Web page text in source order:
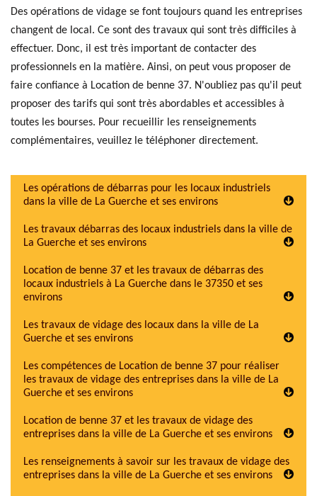
Des opérations de vidage se font toujours quand les entreprises
changent de local. Ce sont des travaux qui sont très difficiles à
effectuer. Donc, il est très important de contacter des
professionnels en la matière. Ainsi, on peut vous proposer de
faire confiance à Location de benne 37. N'oubliez pas qu'il peut
proposer des tarifs qui sont très abordables et accessibles à
toutes les bourses. Pour recueillir les renseignements
complémentaires, veuillez le téléphoner directement.
Les opérations de débarras pour les locaux industriels
dans la ville de La Guerche et ses environs
Les travaux débarras des locaux industriels dans la ville de
La Guerche et ses environs
Location de benne 37 et les travaux de débarras des
locaux industriels à La Guerche dans le 37350 et ses
environs
Les travaux de vidage des locaux dans la ville de La
Guerche et ses environs
Les compétences de Location de benne 37 pour réaliser
les travaux de vidage des entreprises dans la ville de La
Guerche et ses environs
Location de benne 37 et les travaux de vidage des
entreprises dans la ville de La Guerche et ses environs
Les renseignements à savoir sur les travaux de vidage des
entreprises dans la ville de La Guerche et ses environs